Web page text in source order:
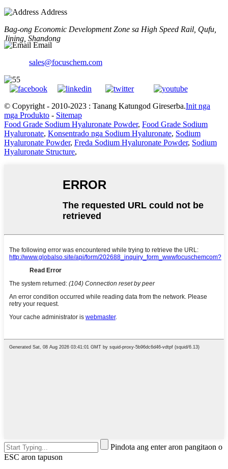
Address
Bag-ong Economic Development Zone sa High Speed ​​​​Rail, Qufu,
Jining, Shandong
Email
sales@focuschem.com
© Copyright - 2010-2023 : Tanang Katungod Gireserba.Init nga
mga Produkto - Sitemap
Food Grade Sodium Hyaluronate Powder, Food Grade Sodium
Hyaluronate, Konsentrado nga Sodium Hyaluronate, Sodium
Hyaluronate Powder, Freda Sodium Hyaluronate Powder, Sodium
Hyaluronate Structure,
Pindota ang enter aron pangitaon o
ESC aron tapuson